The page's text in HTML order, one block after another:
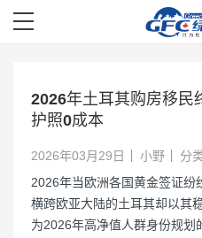
2026年土耳其购房移民
护照0成本
2026年03月29日 小野 分
2026年当欧洲各国黄金签证纷
横跨欧亚大陆的土耳其却以其
为2026年高净值人群身份规划